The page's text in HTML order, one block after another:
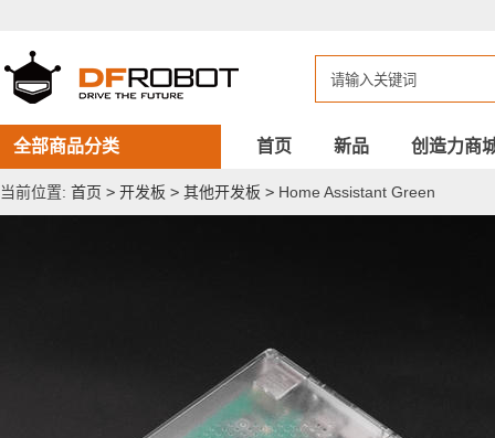
Green
全部商品分类 首页 新品 创造力商
当前位置: 首页 > 开发板 > 其他开发板 > Home Assistant Green